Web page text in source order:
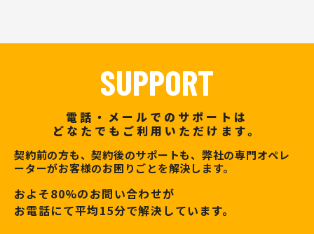
SUPPORT
電話・メールでのサポートは
どなたでもご利用いただけます。
契約前の方も、契約後のサポートも、弊社の専門オペレ
ーターがお客様のお困りごとを解決します。
およそ80%のお問い合わせが
お電話にて平均15分で解決しています。